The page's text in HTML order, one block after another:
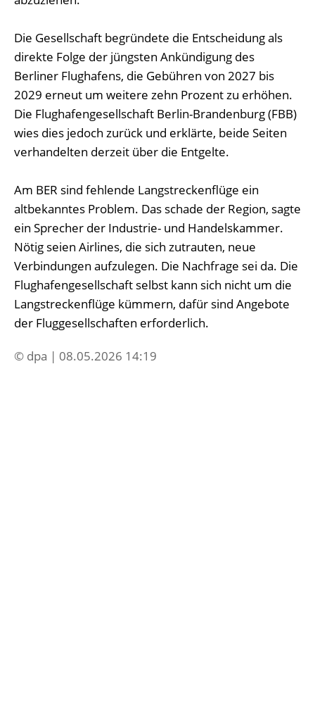
Die Gesellschaft begründete die Entscheidung als
direkte Folge der jüngsten Ankündigung des
Berliner Flughafens, die Gebühren von 2027 bis
2029 erneut um weitere zehn Prozent zu erhöhen.
Die Flughafengesellschaft Berlin-Brandenburg (FBB)
wies dies jedoch zurück und erklärte, beide Seiten
verhandelten derzeit über die Entgelte.
Am BER sind fehlende Langstreckenflüge ein
altbekanntes Problem. Das schade der Region, sagte
ein Sprecher der Industrie- und Handelskammer.
Nötig seien Airlines, die sich zutrauten, neue
Verbindungen aufzulegen. Die Nachfrage sei da. Die
Flughafengesellschaft selbst kann sich nicht um die
Langstreckenflüge kümmern, dafür sind Angebote
der Fluggesellschaften erforderlich.
© dpa | 08.05.2026 14:19